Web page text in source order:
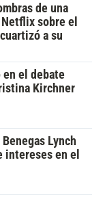
de una
sobre el
a su
el debate
Kirchner
Lynch
en el